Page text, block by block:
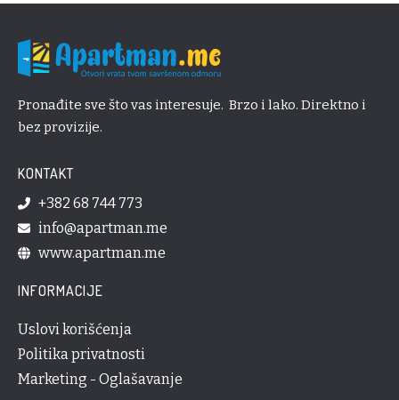
Pronađite sve što vas interesuje. Brzo i lako. Direktno i
bez provizije.
KONTAKT
+382 68 744 773
info@apartman.me
www.apartman.me
INFORMACIJE
Uslovi korišćenja
Politika privatnosti
Marketing - Oglašavanje